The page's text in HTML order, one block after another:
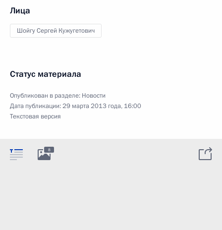
Лица
Шойгу Сергей Кужугетович
Статус материала
Опубликован в разделе: Новости
Дата публикации:29 марта 2013 года, 16:00
Текстовая версия
8